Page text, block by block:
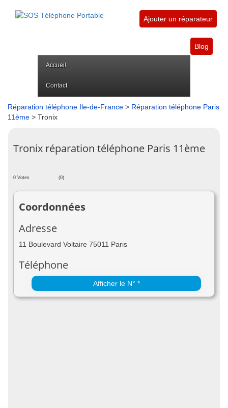
Ajouter un réparateur
Blog
Accueil
Contact
Réparation téléphone Ile-de-France > Réparation téléphone Paris
11ème > Tronix
Tronix réparation téléphone Paris 11ème
0 Votes (0)
Coordonnées
Adresse
11 Boulevard Voltaire 75011 Paris
Téléphone
Afficher le N° *